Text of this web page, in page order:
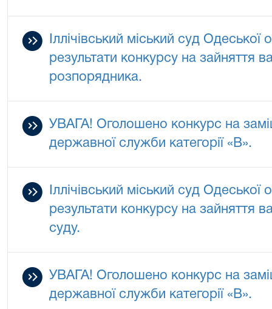
Іллічівський міський суд
результати конкурсу на зайняття
розпорядника.
УВАГА! Оголошено конкурс на
державної служби категорії «В».
Іллічівський міський суд
результати конкурсу на зайняття
суду.
УВАГА! Оголошено конкурс на
державної служби категорії «В».